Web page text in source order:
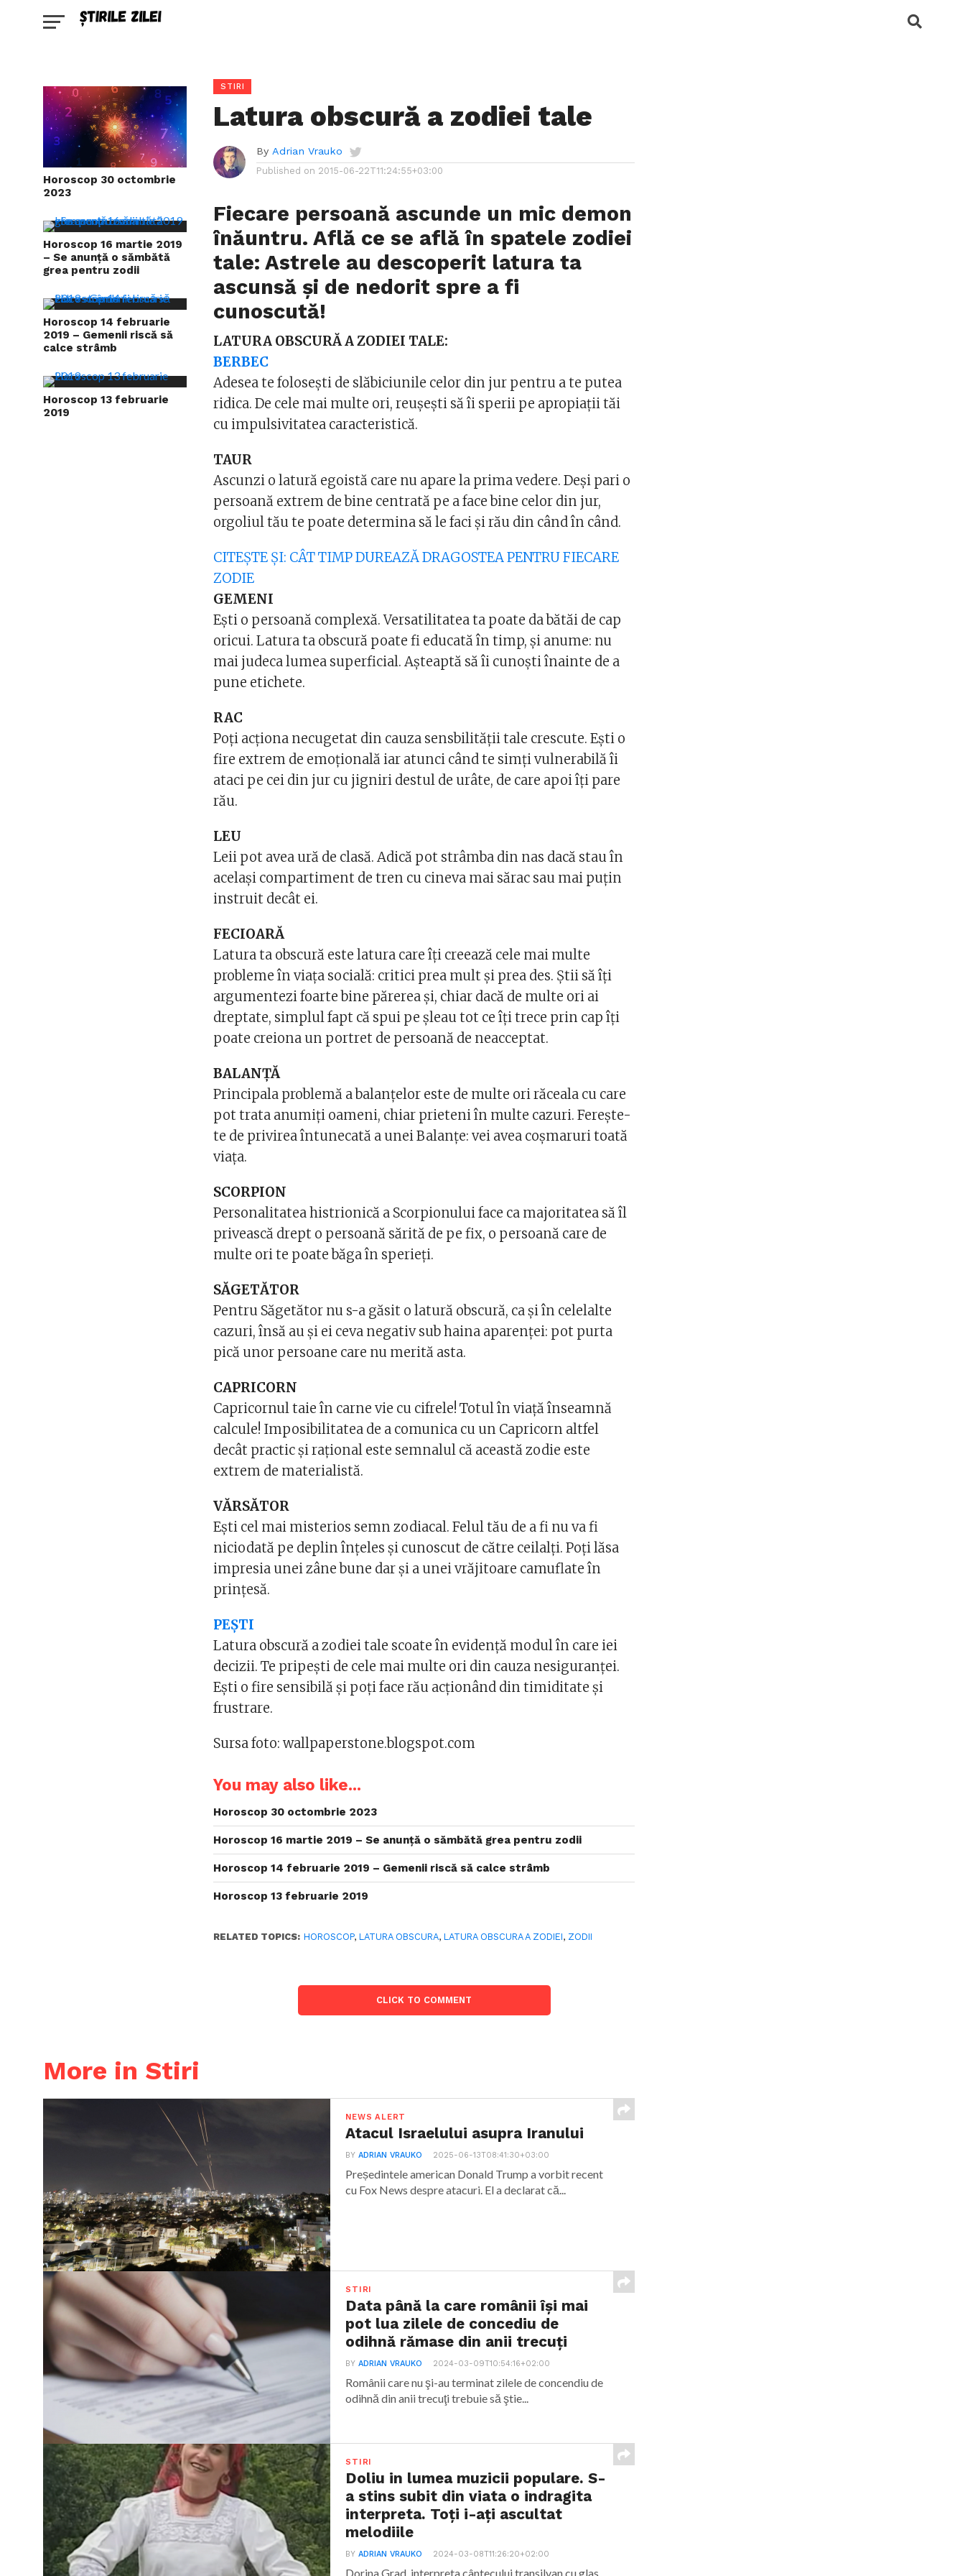
Horoscop 30 octombrie
2023
Horoscop 16 martie 2019
– Se anunță o sămbătă
grea pentru zodii
Horoscop 14 februarie
2019 – Gemenii riscă să
calce strâmb
Horoscop 13 februarie
2019
STIRI
Latura obscură a zodiei tale
By Adrian Vrauko
Published on 2015-06-22T11:24:55+03:00
Fiecare persoană ascunde un mic demon
înăuntru. Află ce se află în spatele zodiei
tale: Astrele au descoperit latura ta
ascunsă și de nedorit spre a fi
cunoscută!
LATURA OBSCURĂ A ZODIEI TALE:
BERBEC
Adesea te folosești de slăbiciunile celor din jur pentru a te putea
ridica. De cele mai multe ori, reușești să îi sperii pe apropiații tăi
cu impulsivitatea caracteristică.
TAUR
Ascunzi o latură egoistă care nu apare la prima vedere. Deși pari o
persoană extrem de bine centrată pe a face bine celor din jur,
orgoliul tău te poate determina să le faci și rău din când în când.
CITEȘTE ȘI: CÂT TIMP DUREAZĂ DRAGOSTEA PENTRU FIECARE
ZODIE
GEMENI
Ești o persoană complexă. Versatilitatea ta poate da bătăi de cap
oricui. Latura ta obscură poate fi educată în timp, și anume: nu
mai judeca lumea superficial. Așteaptă să îi cunoști înainte de a
pune etichete.
RAC
Poți acționa necugetat din cauza sensbilității tale crescute. Ești o
fire extrem de emoțională iar atunci când te simți vulnerabilă îi
ataci pe cei din jur cu jigniri destul de urâte, de care apoi îți pare
rău.
LEU
Leii pot avea ură de clasă. Adică pot strâmba din nas dacă stau în
același compartiment de tren cu cineva mai sărac sau mai puțin
instruit decât ei.
FECIOARĂ
Latura ta obscură este latura care îți creează cele mai multe
probleme în viața socială: critici prea mult și prea des. Știi să îți
argumentezi foarte bine părerea și, chiar dacă de multe ori ai
dreptate, simplul fapt că spui pe șleau tot ce îți trece prin cap îți
poate creiona un portret de persoană de neacceptat.
BALANȚĂ
Principala problemă a balanțelor este de multe ori răceala cu care
pot trata anumiți oameni, chiar prieteni în multe cazuri. Ferește-
te de privirea întunecată a unei Balanțe: vei avea coșmaruri toată
viața.
SCORPION
Personalitatea histrionică a Scorpionului face ca majoritatea să îl
privească drept o persoană sărită de pe fix, o persoană care de
multe ori te poate băga în sperieți.
SĂGETĂTOR
Pentru Săgetător nu s-a găsit o latură obscură, ca și în celelalte
cazuri, însă au și ei ceva negativ sub haina aparenței: pot purta
pică unor persoane care nu merită asta.
CAPRICORN
Capricornul taie în carne vie cu cifrele! Totul în viață înseamnă
calcule! Imposibilitatea de a comunica cu un Capricorn altfel
decât practic și rațional este semnalul că această zodie este
extrem de materialistă.
VĂRSĂTOR
Ești cel mai misterios semn zodiacal. Felul tău de a fi nu va fi
niciodată pe deplin înțeles și cunoscut de către ceilalți. Poți lăsa
impresia unei zâne bune dar și a unei vrăjitoare camuflate în
prințesă.
PEȘTI
Latura obscură a zodiei tale scoate în evidență modul în care iei
decizii. Te pripești de cele mai multe ori din cauza nesiguranței.
Ești o fire sensibilă și poți face rău acționând din timiditate și
frustrare.
Sursa foto: wallpaperstone.blogspot.com
You may also like...
Horoscop 30 octombrie 2023
Horoscop 16 martie 2019 – Se anunță o sămbătă grea pentru zodii
Horoscop 14 februarie 2019 – Gemenii riscă să calce strâmb
Horoscop 13 februarie 2019
RELATED TOPICS: HOROSCOP,LATURA OBSCURA,LATURA OBSCURA A ZODIEI, ZODII
CLICK TO COMMENT
More in Stiri
NEWS ALERT
Atacul Israelului asupra Iranului
BYADRIAN VRAUKO 2025-06-13T08:41:30+03:00
Președintele american Donald Trump a vorbit recent
cu Fox News despre atacuri. El a declarat că...
STIRI
Data până la care românii îşi mai
pot lua zilele de concediu de
odihnă rămase din anii trecuţi
BYADRIAN VRAUKO 2024-03-09T10:54:16+02:00
Românii care nu şi-au terminat zilele de concendiu de
odihnă din anii trecuţi trebuie să ştie...
STIRI
Doliu in lumea muzicii populare. S-
a stins subit din viata o indragita
interpreta. Toți i-ați ascultat
melodiile
BYADRIAN VRAUKO 2024-03-08T11:26:20+02:00
Dorina Grad, interpreta cântecului transilvan cu glas